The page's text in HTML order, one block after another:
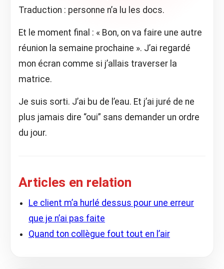
Traduction : personne n’a lu les docs.
Et le moment final : « Bon, on va faire une autre
réunion la semaine prochaine ». J’ai regardé
mon écran comme si j’allais traverser la
matrice.
Je suis sorti. J’ai bu de l’eau. Et j’ai juré de ne
plus jamais dire “oui” sans demander un ordre
du jour.
Articles en relation
Le client m’a hurlé dessus pour une erreur
que je n’ai pas faite
Quand ton collègue fout tout en l’air